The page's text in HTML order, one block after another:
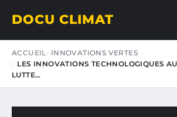
DOCU CLIMAT
ACCUEIL
INNOVATIONS VERTES
LES INNOVATIONS TECHNOLOGIQUES
LUTTE…